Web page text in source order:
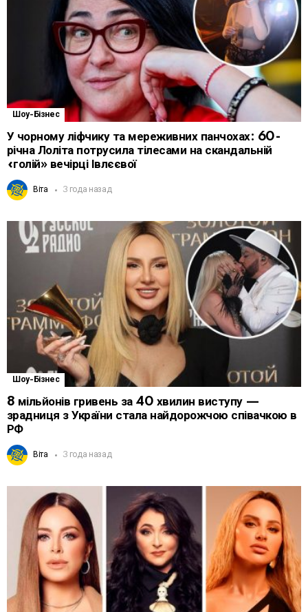
Шоу-Бізнес
У чорному ліфчику та мереживних панчохах: 60-
річна Лоліта потрусила тілесами на скандальній
«голій» вечірці Івлєєвої
Віта 3 года назад
Шоу-Бізнес
8 мільйонів гривень за 40 хвилин виступу —
зрадниця з України стала найдорожчою співачкою в
РФ
Віта 3 года назад